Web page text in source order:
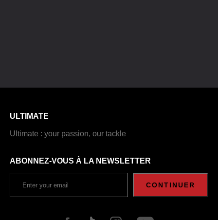
ULTIMATE
Ultimate : your passion, our tackle
ABONNEZ-VOUS À LA NEWSLETTER
CONTINUER